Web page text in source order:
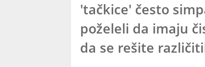
'tačkice' često
poželeli da imaju
da se rešite